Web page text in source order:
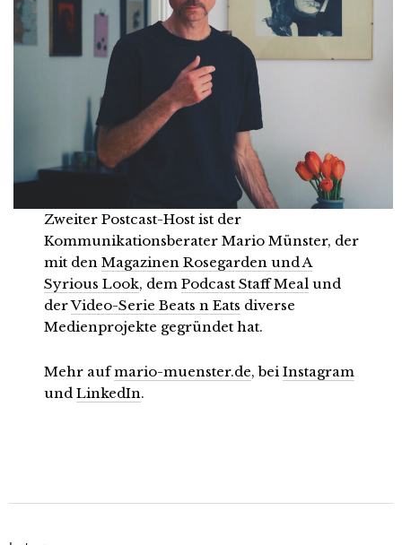
Zweiter Postcast-Host ist der
Kommunikationsberater Mario Münster, der
mit den Magazinen Rosegarden und A
Syrious Look, dem Podcast Staff Meal und
derVideo-Serie Beats n Eats diverse
Medienprojekte gegründet hat.
Mehr aufmario-muenster.de, bei Instagram
und LinkedIn.